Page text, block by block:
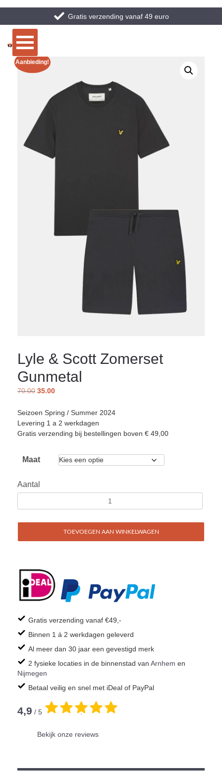
Gratis verzending vanaf 49 euro
Aanbieding!
Lyle & Scott Zomerset
Gunmetal
70.00 35.00
Seizoen Spring / Summer 2024
Levering 1 a 2 werkdagen
Gratis verzending bij bestellingen boven € 49,00
Maat
Aantal
TOEVOEGEN AAN WINKELWAGEN
Gratis verzending vanaf €49,-
Binnen 1 á 2 werkdagen geleverd
Al meer dan 30 jaar een gevestigd merk
2 fysieke locaties in de binnenstad van Arnhem en
Nijmegen
Betaal veilig en snel met iDeal of PayPal
4,9 / 5 .
Bekijk onze reviews